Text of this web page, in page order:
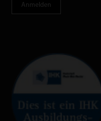
Anmelden